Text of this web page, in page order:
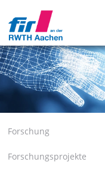
Forschung
Forschungsprojekte